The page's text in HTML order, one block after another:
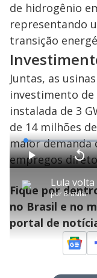
de hidrogênio
representando
transição
Juntas, as
investimento de
instalada de 3
de 14 milhões
maior demanda
empregos
por Brasília
P V
t
a
r
0
e
g
u
n
d
o
s
L
o
a
d
e
:
3
.
0
4
%
Fique por
no Brasil e no
portal de